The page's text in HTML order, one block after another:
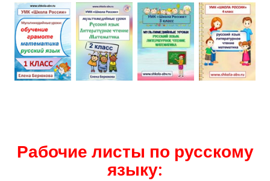
Рабочие листы по русскому
языку: